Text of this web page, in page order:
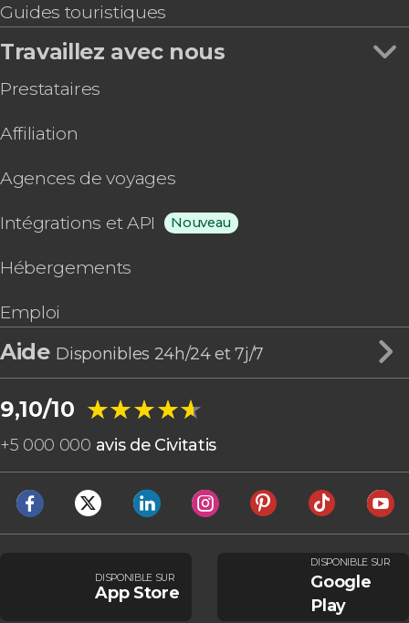
Guides touristiques
Travaillez avec nous
Prestataires
Affiliation
Agences de voyages
Intégrations et API Nouveau
Hébergements
Emploi
Aide Disponibles 24h/24 et 7j/7
9,10/10 ★★★★★
★★★★★
+5 000 000 avis de Civitatis
DISPONIBLE SUR
App Store
DISPONIBLE SUR
Google
Play